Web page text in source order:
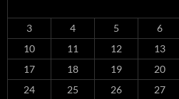
3
4 5 6
10
11 12 13
17
18 19 20
24
25 26 27